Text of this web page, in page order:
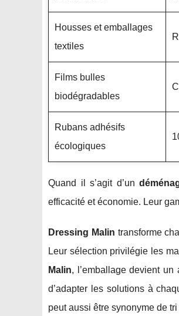
Housses et emballages
textiles
Films bulles
biodégradables
Rubans adhésifs
écologiques
Quand il s’agit d’un
efficacité et économie. Leur
Dressing Malin transforme
Leur sélection privilégie les
Malin, l’emballage devient
d’adapter les solutions à
peut aussi être synonyme de